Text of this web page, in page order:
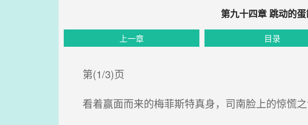
第九十四章 跳动的
上一章 目录
第(1/3)页
看着赢面而来的梅菲斯特真身，司南脸上的惊慌